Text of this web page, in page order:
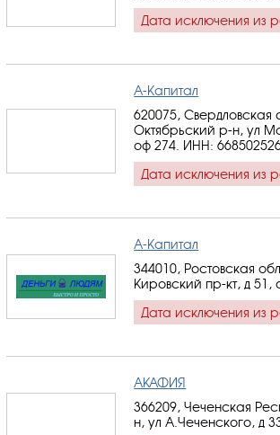
Дата исключения из
А-Капитал
620075, Свердловская
Октябрьский р-н, ул
оф 274. ИНН:
Дата исключения из
А-Капитал
344010, Ростовская
Кировский пр-кт, д 51,
Дата исключения из
АКАФИЯ
366209, Чеченская
н, ул А.Чеченского, д